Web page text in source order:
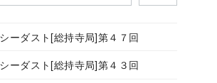
ーダスト[総持寺局]第４７回
ーダスト[総持寺局]第４３回